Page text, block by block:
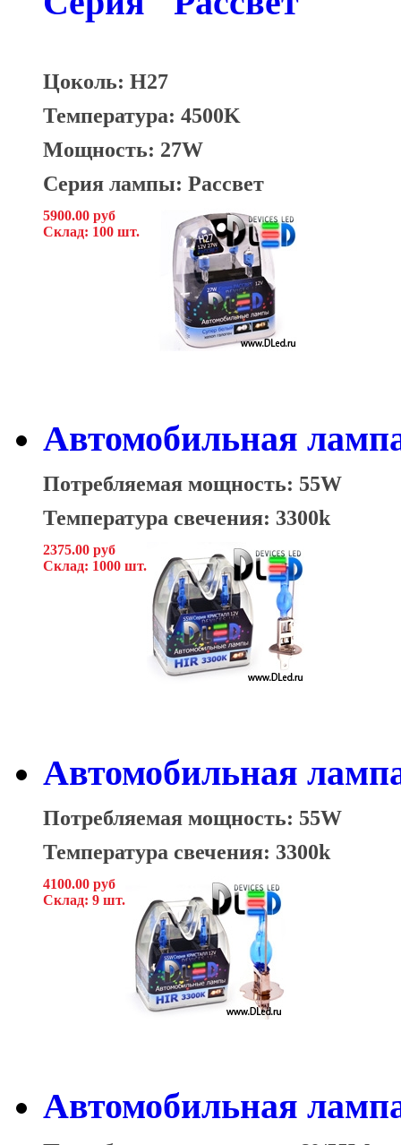
Цоколь: H27
Температура: 4500K
Мощность: 27W
Серия лампы: Рассвет
5900.00 руб
Склад: 100 шт.
Автомобильная
Потребляемая мощность: 55W
Температура свечения: 3300k
2375.00 руб
Склад: 1000 шт.
Автомобильная
Потребляемая мощность: 55W
Температура свечения: 3300k
4100.00 руб
Склад: 9 шт.
Автомобильная